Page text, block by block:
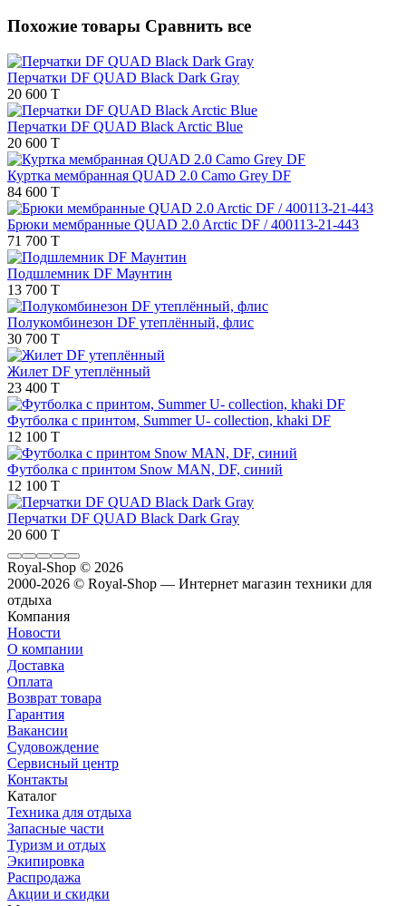
Похожие товары Сравнить все
Перчатки DF QUAD Black Dark Gray
20 600 T
Перчатки DF QUAD Black Arctic Blue
20 600 T
Куртка мембранная QUAD 2.0 Camo Grey DF
84 600 T
Брюки мембранные QUAD 2.0 Arctic DF / 400113-21-443
71 700 T
Подшлемник DF Маунтин
13 700 T
Полукомбинезон DF утеплённый, флис
30 700 T
Жилет DF утеплённый
23 400 T
Футболка с принтом, Summer U- collection, khaki DF
12 100 T
Футболка с принтом Snow MAN, DF, синий
12 100 T
Перчатки DF QUAD Black Dark Gray
20 600 T
Royal-Shop © 2026
2000-2026 © Royal-Shop — Интернет магазин техники для
отдыха
Компания
Новости
О компании
Доставка
Оплата
Возврат товара
Гарантия
Вакансии
Судовождение
Сервисный центр
Контакты
Каталог
Техника для отдыха
Запасные части
Туризм и отдых
Экипировка
Распродажа
Акции и скидки